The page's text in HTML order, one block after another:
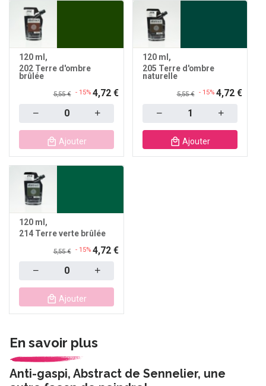
120 ml
202 Terre d'ombre
brûlée
5,55 € - 15% 4,72 €
Ajouter
120 ml
205 Terre d'ombre
naturelle
5,55 € - 15% 4,72 €
Ajouter
120 ml
214 Terre verte brûlée
5,55 € - 15% 4,72 €
Ajouter
En savoir plus
Anti-gaspi, Abstract de Sennelier, une